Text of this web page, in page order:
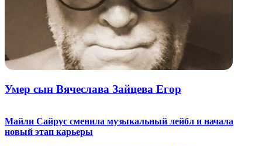
Умер сын Вячеслава Зайцева Егор
Майли Сайрус сменила музыкальный лейбл и начала
новый этап карьеры